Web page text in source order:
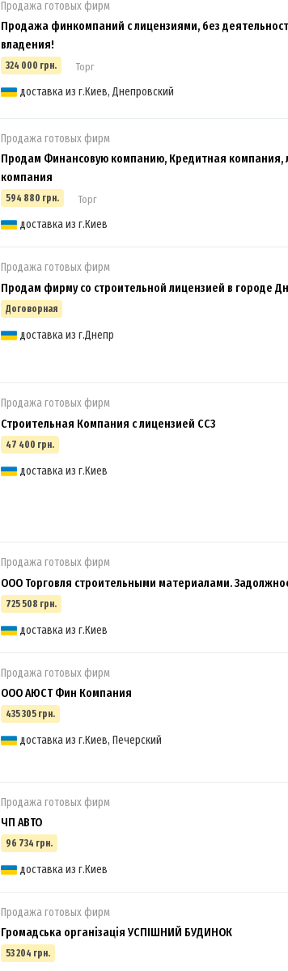
Продажа готовых фирм
Продажа финкомпаний с лицензиями, без
владения!
324 000 грн. Торг
доставка из г.Киев, Днепровский
Продажа готовых фирм
Продам Финансовую компанию, Кредитная компания,
компания
594 880 грн. Торг
доставка из г.Киев
Продажа готовых фирм
Продам фирму со строительной лицензией в городе
Договорная
доставка из г.Днепр
Продажа готовых фирм
Строительная Компания с лицензией СС3
47 400 грн.
доставка из г.Киев
Продажа готовых фирм
ООО Торговля строительными материалами.
725 508 грн.
доставка из г.Киев
Продажа готовых фирм
ООО АЮСТ Фин Компания
435 305 грн.
доставка из г.Киев, Печерский
Продажа готовых фирм
ЧП АВТО
96 734 грн.
доставка из г.Киев
Продажа готовых фирм
Громадська організація УСПІШНИЙ БУДИНОК
53 204 грн.